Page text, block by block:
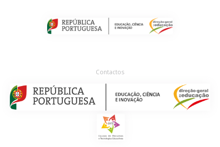
Contactos